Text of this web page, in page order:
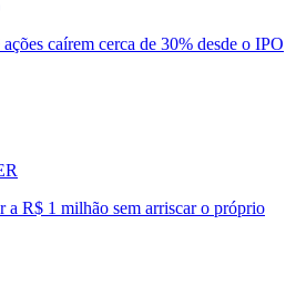
caírem cerca de 30% desde o IPO
a R$ 1 milhão sem arriscar o próprio